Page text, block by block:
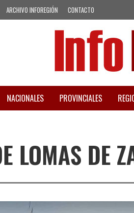
ARCHIVO INFOREGIÓN CONTACTO
NACIONALES PROVINCIALES
LOMAS DE